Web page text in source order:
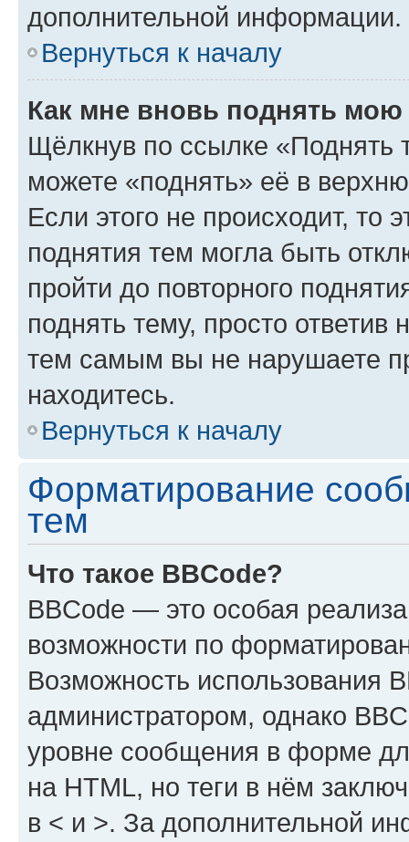
дополнительной информации.
Вернуться к началу
Как мне вновь поднять мою
Щёлкнув по ссылке «Поднять
можете «поднять» её в
Если этого не происходит, то
поднятия тем могла быть
пройти до повторного
поднять тему, просто ответив
тем самым вы не нарушаете
находитесь.
Вернуться к началу
Форматирование
тем
Что такое BBCode?
BBCode — это особая
возможности по
Возможность использования
администратором, однако
уровне сообщения в форме
на HTML, но теги в нём
в < и >. За дополнительной